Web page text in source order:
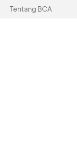
Tentang BCA